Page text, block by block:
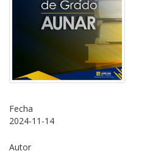
Fecha
2024-11-14
Autor